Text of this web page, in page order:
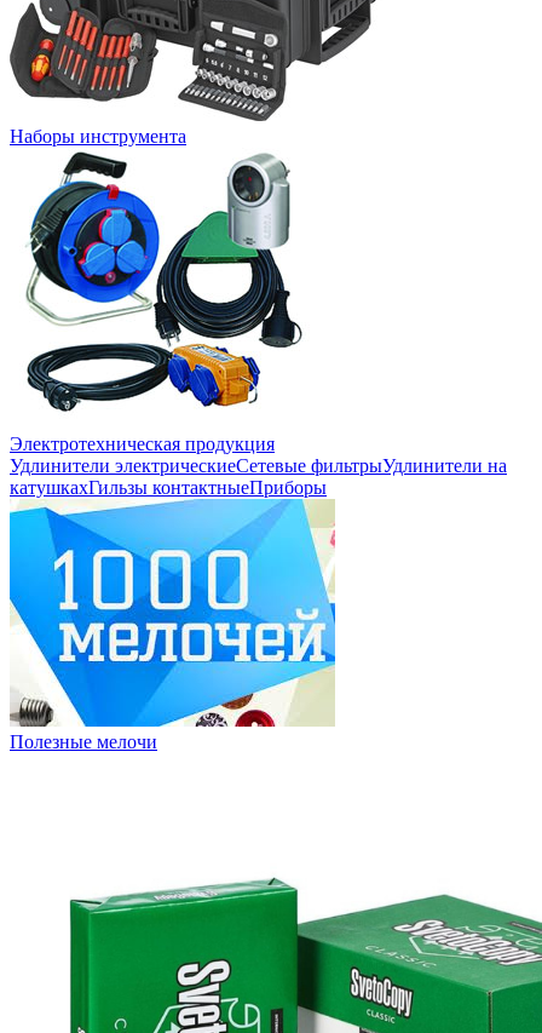
Наборы инструмента
Электротехническая продукция
Удлинители электрическиеСетевые фильтрыУдлинители на
катушкахГильзы контактныеПриборы
Полезные мелочи